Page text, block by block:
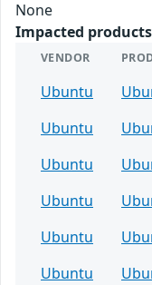
None
Impacted products
VENDOR
Ubuntu
Ubuntu
Ubuntu
Ubuntu
Ubuntu
Ubuntu